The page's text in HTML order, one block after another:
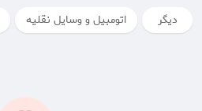
دیگر اتومبیل و وسایل نقلیه